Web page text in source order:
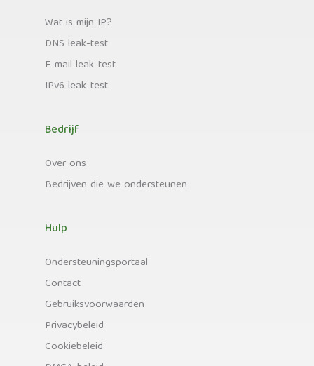
Wat is mijn IP?
DNS leak-test
E-mail leak-test
IPv6 leak-test
Bedrijf
Over ons
Bedrijven die we ondersteunen
Hulp
Ondersteuningsportaal
Contact
Gebruiksvoorwaarden
Privacybeleid
Cookiebeleid